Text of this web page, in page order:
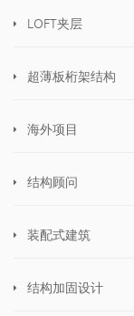
LOFT夹层
超薄板桁架结构
海外项目
结构顾问
装配式建筑
结构加固设计